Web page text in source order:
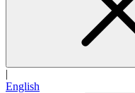
|
English